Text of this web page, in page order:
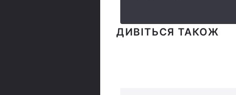
ДИВІТЬСЯ ТАКОЖ